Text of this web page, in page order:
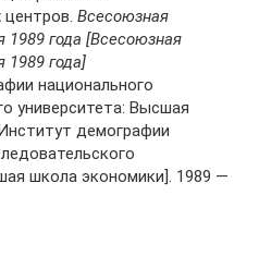
Всесоюзная
1989 года [Всесоюзная
1989 года]
национального
университета: Высшая
демографии
школа экономики]. 1989 —